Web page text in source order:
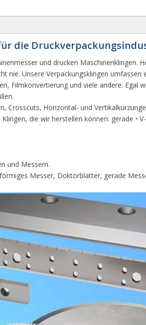
die
und drucken Maschinenklingen.
nie. Unsere Verpackungsklingen
Filmkonvertierung und viele andere. Egal
Crosscuts, Horizontal- und
die wir herstellen können: gerade •
und Messern.
Messer, Doktorblätter, gerade